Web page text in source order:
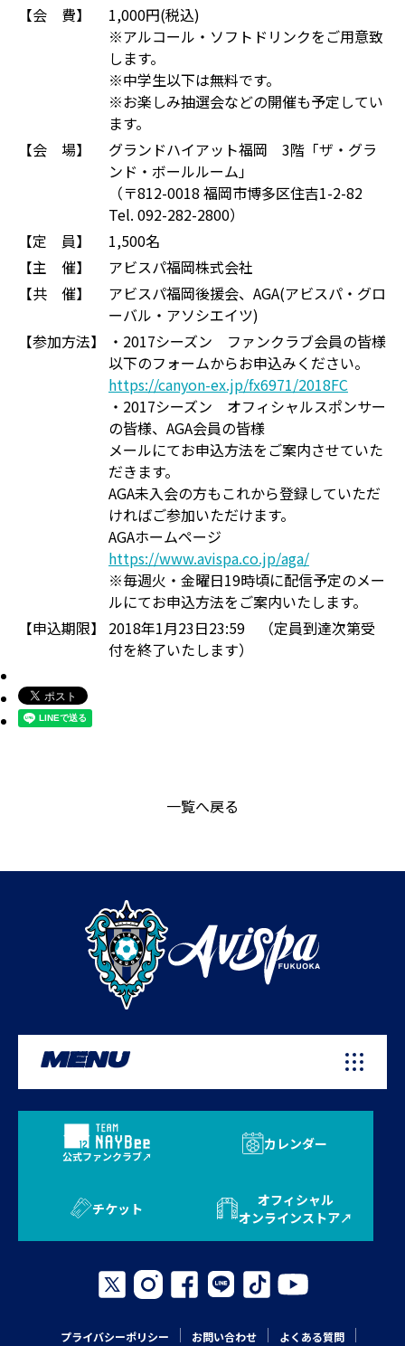
【会 費】
1,000円(税込)
※アルコール・ソフトドリンクをご用意致
します。
※中学生以下は無料です。
※お楽しみ抽選会などの開催も予定してい
ます。
【会 場】
グランドハイアット福岡 3階「ザ・グラ
ンド・ボールルーム」
（〒812-0018 福岡市博多区住吉1-2-82
Tel. 092-282-2800）
【定 員】
1,500名
【主 催】
アビスパ福岡株式会社
【共 催】
アビスパ福岡後援会、AGA(アビスパ・グロ
ーバル・アソシエイツ)
【参加方法】
・2017シーズン ファンクラブ会員の皆様
以下のフォームからお申込みください。
https://canyon-ex.jp/fx6971/2018FC
・2017シーズン オフィシャルスポンサー
の皆様、AGA会員の皆様
メールにてお申込方法をご案内させていた
だきます。
AGA未入会の方もこれから登録していただ
ければご参加いただけます。
AGAホームページ
https://www.avispa.co.jp/aga/
※毎週火・金曜日19時頃に配信予定のメー
ルにてお申込方法をご案内いたします。
【申込期限】
2018年1月23日23:59 （定員到達次第受
付を終了いたします）
一覧へ戻る
MENU
公式ファンクラブ
カレンダー
チケット
オフィシャル
オンラインストア
プライバシーポリシー お問い合わせ
よくある質問